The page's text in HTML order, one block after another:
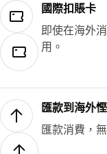
國際扣賬卡
即使在海外
用。
匯款到海外
匯款消費，